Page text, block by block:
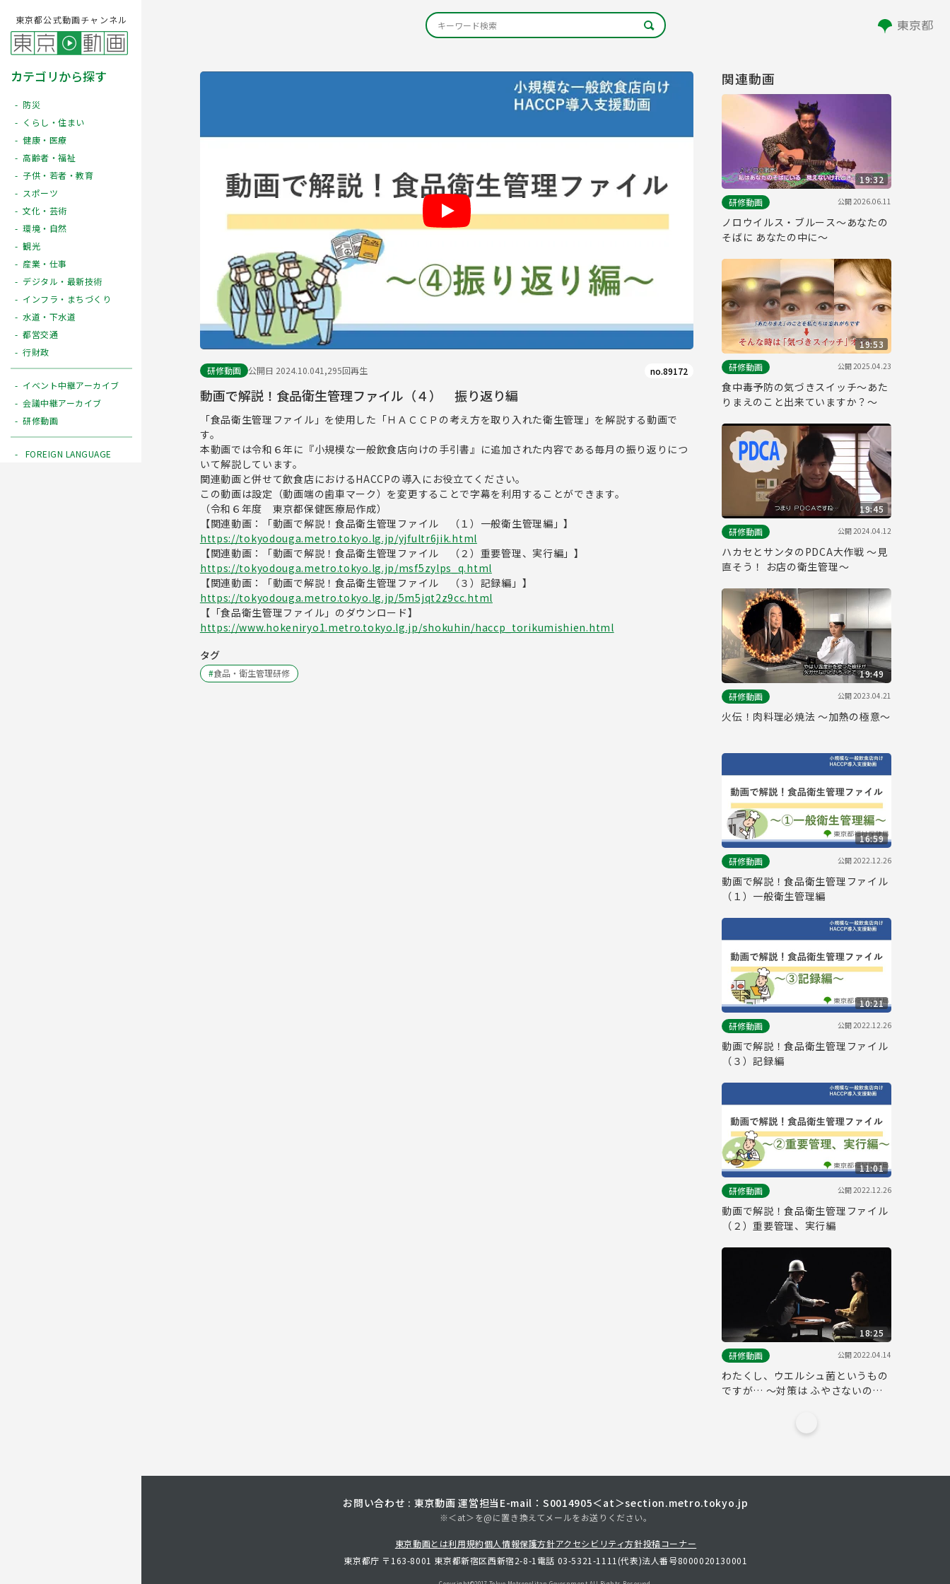
東京都公式動画チャンネル
カテゴリから探す
防災
くらし・住まい
健康・医療
高齢者・福祉
子供・若者・教育
スポーツ
文化・芸術
環境・自然
観光
産業・仕事
デジタル・最新技術
インフラ・まちづくり
水道・下水道
都営交通
行財政
イベント中継アーカイブ
会議中継アーカイブ
研修動画
FOREIGN LANGUAGE
研修動画 公開日 2024.10.041,295回再生 no.89172
動画で解説！食品衛生管理ファイル（４） 振り返り編
「食品衛生管理ファイル」を使用した「ＨＡＣＣＰの考え方を取り入れた衛生管理」を解説する動画で
す。
本動画では令和６年に『小規模な一般飲食店向けの手引書』に追加された内容である毎月の振り返りにつ
いて解説しています。
関連動画と併せて飲食店におけるHACCPの導入にお役立てください。
この動画は設定（動画端の歯車マーク）を変更することで字幕を利用することができます。
（令和６年度 東京都保健医療局作成）
【関連動画：「動画で解説！食品衛生管理ファイル （１）一般衛生管理編」】
https://tokyodouga.metro.tokyo.lg.jp/yjfultr6jik.html
【関連動画：「動画で解説！食品衛生管理ファイル （２）重要管理、実行編」】
https://tokyodouga.metro.tokyo.lg.jp/msf5zylps_q.html
【関連動画：「動画で解説！食品衛生管理ファイル （３）記録編」】
https://tokyodouga.metro.tokyo.lg.jp/5m5jqt2z9cc.html
【「食品衛生管理ファイル」のダウンロード】
https://www.hokeniryo1.metro.tokyo.lg.jp/shokuhin/haccp_torikumishien.html
タグ
#食品・衛生管理研修
関連動画
19:32
研修動画
公開2026.06.11
ノロウイルス・ブルース～あなたの
そばに あなたの中に～
19:53
研修動画
公開2025.04.23
食中毒予防の気づきスイッチ～あた
りまえのこと出来ていますか？～
19:45
研修動画
公開2024.04.12
ハカセとサンタのPDCA大作戦 ～見
直そう！ お店の衛生管理～
19:49
研修動画
公開2023.04.21
火伝！肉料理必焼法 ～加熱の極意～
16:59
研修動画
公開2022.12.26
動画で解説！食品衛生管理ファイル
（１）一般衛生管理編
10:21
研修動画
公開2022.12.26
動画で解説！食品衛生管理ファイル
（３）記録編
11:01
研修動画
公開2022.12.26
動画で解説！食品衛生管理ファイル
（２）重要管理、実行編
18:25
研修動画
公開2022.04.14
わたくし、ウエルシュ菌というもの
ですが… ～対策は ふやさないのが
お問い合わせ : 東京動画 運営担当 E-mail：S0014905＜at＞section.metro.tokyo.jp
※＜at＞を@に置き換えてメールをお送りください。
東京動画とは利用規約個人情報保護方針アクセシビリティ方針投稿コーナー
東京都庁 〒163-8001 東京都新宿区西新宿2-8-1 電話 03-5321-1111(代表)法人番号8000020130001